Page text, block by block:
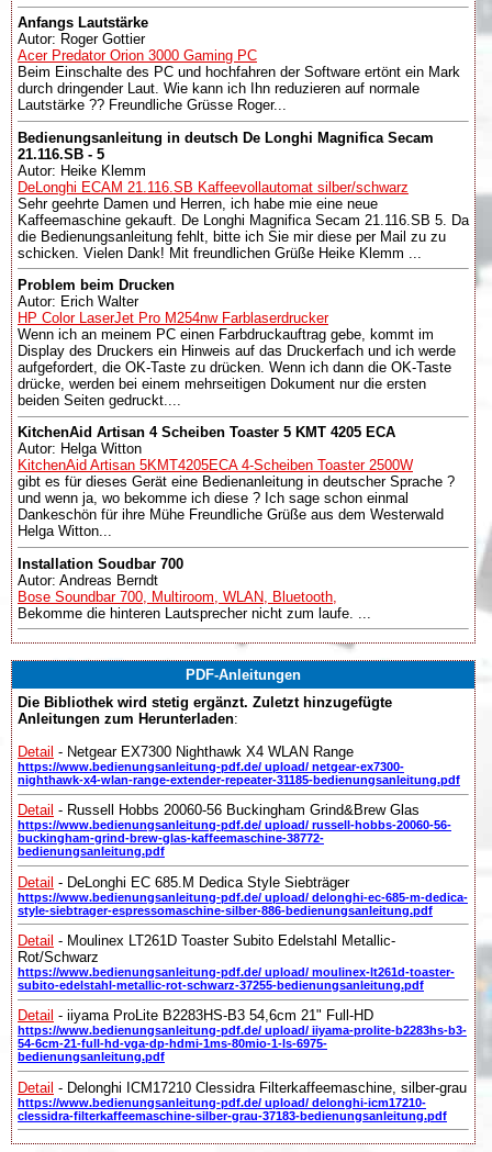
Anfangs Lautstärke
Autor: Roger Gottier
Acer Predator Orion 3000 Gaming PC
Beim Einschalte des PC und hochfahren der Software ertönt ein Mark
durch dringender Laut. Wie kann ich Ihn reduzieren auf normale
Lautstärke ?? Freundliche Grüsse Roger...
Bedienungsanleitung in deutsch De Longhi Magnifica Secam
21.116.SB - 5
Autor: Heike Klemm
DeLonghi ECAM 21.116.SB Kaffeevollautomat silber/schwarz
Sehr geehrte Damen und Herren, ich habe mie eine neue
Kaffeemaschine gekauft. De Longhi Magnifica Secam 21.116.SB 5. Da
die Bedienungsanleitung fehlt, bitte ich Sie mir diese per Mail zu zu
schicken. Vielen Dank! Mit freundlichen Grüße Heike Klemm ...
Problem beim Drucken
Autor: Erich Walter
HP Color LaserJet Pro M254nw Farblaserdrucker
Wenn ich an meinem PC einen Farbdruckauftrag gebe, kommt im
Display des Druckers ein Hinweis auf das Druckerfach und ich werde
aufgefordert, die OK-Taste zu drücken. Wenn ich dann die OK-Taste
drücke, werden bei einem mehrseitigen Dokument nur die ersten
beiden Seiten gedruckt....
KitchenAid Artisan 4 Scheiben Toaster 5 KMT 4205 ECA
Autor: Helga Witton
KitchenAid Artisan 5KMT4205ECA 4-Scheiben Toaster 2500W
gibt es für dieses Gerät eine Bedienanleitung in deutscher Sprache ?
und wenn ja, wo bekomme ich diese ? Ich sage schon einmal
Dankeschön für ihre Mühe Freundliche Grüße aus dem Westerwald
Helga Witton...
Installation Soudbar 700
Autor: Andreas Berndt
Bose Soundbar 700, Multiroom, WLAN, Bluetooth,
Bekomme die hinteren Lautsprecher nicht zum laufe. ...
PDF-Anleitungen
Die Bibliothek wird stetig ergänzt. Zuletzt hinzugefügte
Anleitungen zum Herunterladen:
Detail - Netgear EX7300 Nighthawk X4 WLAN Range
https://www.bedienungsanleitung-pdf.de/ upload/ netgear-ex7300-
nighthawk-x4-wlan-range-extender-repeater-31185-bedienungsanleitung.pdf
Detail - Russell Hobbs 20060-56 Buckingham Grind&Brew Glas
https://www.bedienungsanleitung-pdf.de/ upload/ russell-hobbs-20060-56-
buckingham-grind-brew-glas-kaffeemaschine-38772-
bedienungsanleitung.pdf
Detail - DeLonghi EC 685.M Dedica Style Siebträger
https://www.bedienungsanleitung-pdf.de/ upload/ delonghi-ec-685-m-dedica-
style-siebtrager-espressomaschine-silber-886-bedienungsanleitung.pdf
Detail - Moulinex LT261D Toaster Subito Edelstahl Metallic-
Rot/Schwarz
https://www.bedienungsanleitung-pdf.de/ upload/ moulinex-lt261d-toaster-
subito-edelstahl-metallic-rot-schwarz-37255-bedienungsanleitung.pdf
Detail - iiyama ProLite B2283HS-B3 54,6cm 21" Full-HD
https://www.bedienungsanleitung-pdf.de/ upload/ iiyama-prolite-b2283hs-b3-
54-6cm-21-full-hd-vga-dp-hdmi-1ms-80mio-1-ls-6975-
bedienungsanleitung.pdf
Detail - Delonghi ICM17210 Clessidra Filterkaffeemaschine, silber-grau
https://www.bedienungsanleitung-pdf.de/ upload/ delonghi-icm17210-
clessidra-filterkaffeemaschine-silber-grau-37183-bedienungsanleitung.pdf